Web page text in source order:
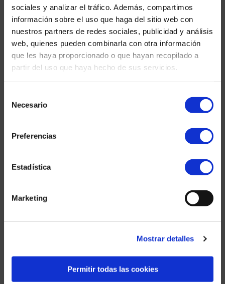
sociales y analizar el tráfico. Además, compartimos
información sobre el uso que haga del sitio web con
nuestros partners de redes sociales, publicidad y análisis
web, quienes pueden combinarla con otra información
que les haya proporcionado o que hayan recopilado a
partir del uso que haya hecho de sus servicios.
Necesario
Preferencias
Estadística
Marketing
Mostrar detalles
Permitir todas las cookies